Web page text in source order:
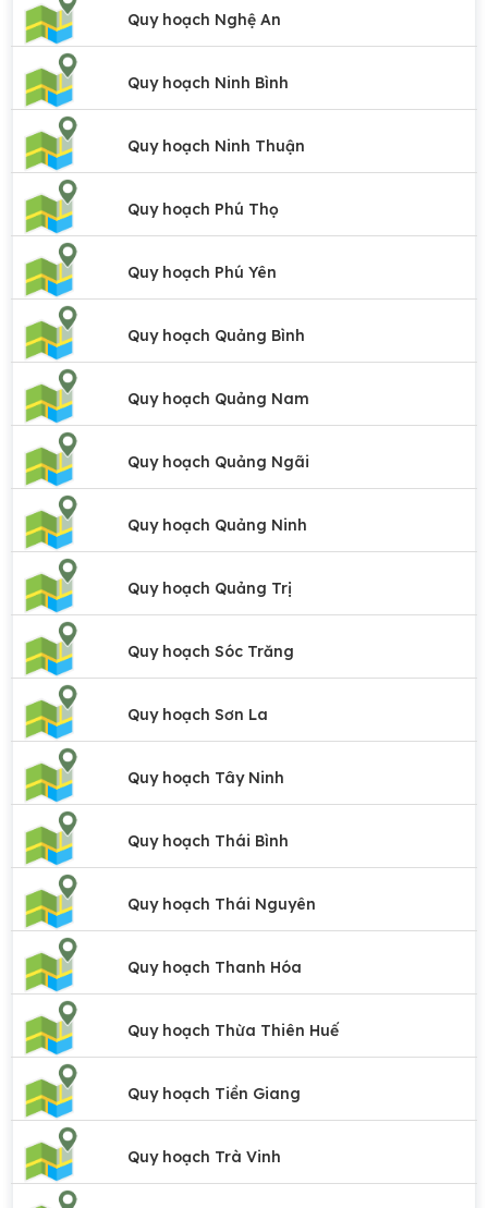
Quy hoạch Nghệ An
Quy hoạch Ninh Bình
Quy hoạch Ninh Thuận
Quy hoạch Phú Thọ
Quy hoạch Phú Yên
Quy hoạch Quảng Bình
Quy hoạch Quảng Nam
Quy hoạch Quảng Ngãi
Quy hoạch Quảng Ninh
Quy hoạch Quảng Trị
Quy hoạch Sóc Trăng
Quy hoạch Sơn La
Quy hoạch Tây Ninh
Quy hoạch Thái Bình
Quy hoạch Thái Nguyên
Quy hoạch Thanh Hóa
Quy hoạch Thừa Thiên Huế
Quy hoạch Tiền Giang
Quy hoạch Trà Vinh